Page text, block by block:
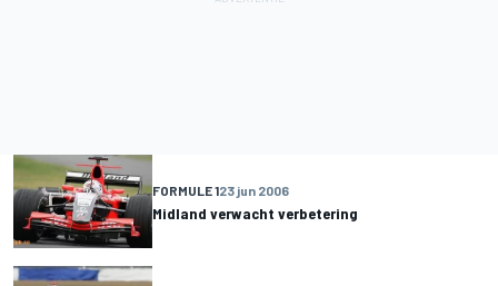
FORMULE 123 jun 2006
Midland verwacht verbetering